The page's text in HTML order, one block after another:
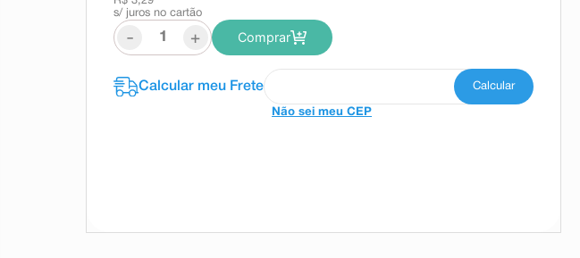
s/ juros no cartão
- + Comprar
Não sei meu CEP